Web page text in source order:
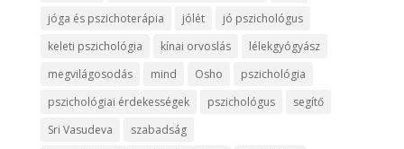
jóga és pszichoterápia
jólét
jó pszichológus
keleti pszichológia
kínai orvoslás
lélekgyógyász
megvilágosodás
mind Osho
pszichológia
pszichológiai érdekességek
pszichológus
segítő
Sri Vasudeva
szabadság